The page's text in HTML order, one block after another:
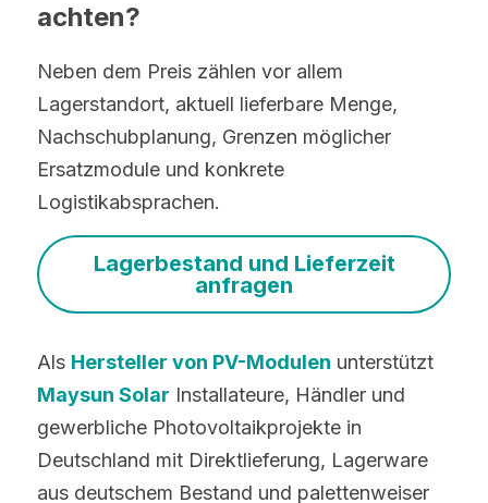
achten?
Neben dem Preis zählen vor allem
Lagerstandort, aktuell lieferbare Menge,
Nachschubplanung, Grenzen möglicher
Ersatzmodule und konkrete
Logistikabsprachen.
Lagerbestand und Lieferzeit
anfragen
Als Hersteller von PV-Modulen
Maysun Solar Installateure, Händler und
gewerbliche Photovoltaikprojekte in
Deutschland mit Direktlieferung, Lagerware
aus deutschem Bestand und palettenweiser